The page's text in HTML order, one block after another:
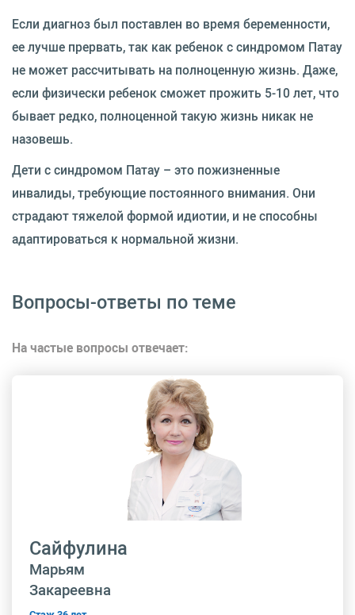
Если диагноз был поставлен во время беременности,
ее лучше прервать, так как ребенок с синдромом Патау
не может рассчитывать на полноценную жизнь. Даже,
если физически ребенок сможет прожить 5-10 лет, что
бывает редко, полноценной такую жизнь никак не
назовешь.
Дети с синдромом Патау – это пожизненные
инвалиды, требующие постоянного внимания. Они
страдают тяжелой формой идиотии, и не способны
адаптироваться к нормальной жизни.
Вопросы-ответы по теме
На частые вопросы отвечает:
Сайфулина
Марьям
Закареевна